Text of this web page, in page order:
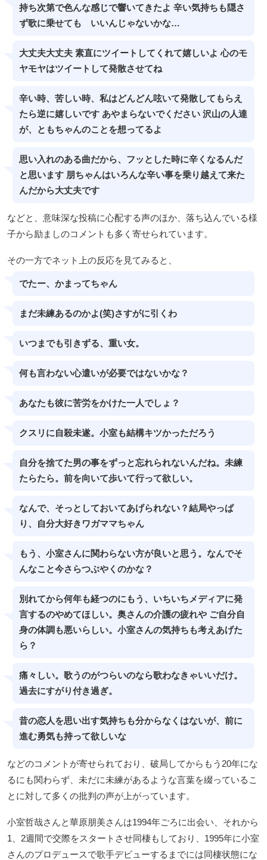
持ち次第で色んな感じで響いてきたよ 辛い気持ちも隠さ
ず歌に乗せても いいんじゃないかな…
大丈夫大丈夫 素直にツイートしてくれて嬉しいよ 心のモ
ヤモヤはツイートして発散させてね
辛い時、苦しい時、私はどんどん呟いて発散してもらえ
たら逆に嬉しいです あやまらないでください 沢山の人達
が、ともちゃんのことを想ってるよ
思い入れのある曲だから、フッとした時に辛くなるんだ
と思います 朋ちゃんはいろんな辛い事を乗り越えて来た
んだから大丈夫です
などと、意味深な投稿に心配する声のほか、落ち込んでいる様
子から励ましのコメントも多く寄せられています。
その一方でネット上の反応を見てみると、
でたー、かまってちゃん
まだ未練あるのかよ(笑)さすがに引くわ
いつまでも引きずる、重い女。
何も言わない心遣いが必要ではないかな？
あなたも彼に苦労をかけた一人でしょ？
クスリに自殺未遂。小室も結構キツかっただろう
自分を捨てた男の事をずっと忘れられないんだね。未練
たらたら。前を向いて歩いて行って欲しい。
なんで、そっとしておいてあげられない？結局やっぱ
り、自分大好きワガママちゃん
もう、小室さんに関わらない方が良いと思う。なんでそ
んなこと今さらつぶやくのかな？
別れてから何年も経つのにもう、いちいちメディアに発
言するのやめてほしい。奥さんの介護の疲れや ご自分自
身の体調も悪いらしい。小室さんの気持ちも考えあげた
ら？
痛々しい。歌うのがつらいのなら歌わなきゃいいだけ。
過去にすがり付き過ぎ。
昔の恋人を思い出す気持ちも分からなくはないが、前に
進む勇気も持って欲しいな
などのコメントが寄せられており、破局してからもう20年にな
るにも関わらず、未だに未練があるような言葉を綴っているこ
とに対して多くの批判の声が上がっています。
小室哲哉さんと華原朋美さんは1994年ごろに出会い、それから
1、2週間で交際をスタートさせ同棲もしており、1995年に小室
さんのプロデュースで歌手デビューするまでには同棲状態にな